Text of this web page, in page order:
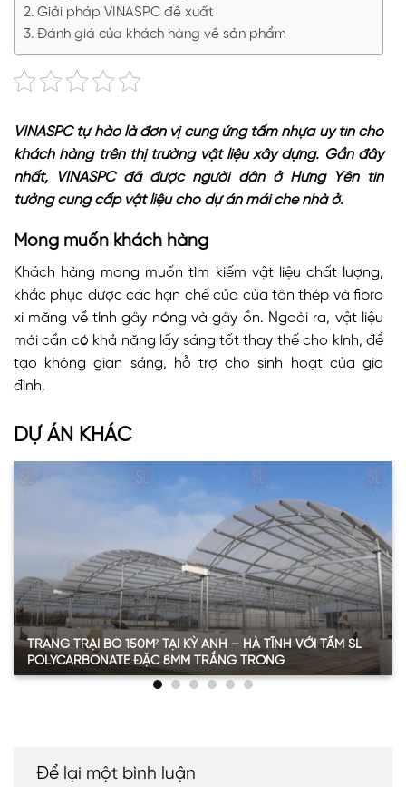
Giải pháp VINASPC đề xuất
Đánh giá của khách hàng về sản phẩm
VINASPC tự hào là đơn vị cung ứng tấm nhựa uy tín cho
khách hàng trên thị trường vật liệu xây dựng. Gần đây
nhất, VINASPC đã được người dân ở Hưng Yên tin
tưởng cung cấp vật liệu cho dự án mái che nhà ở.
Mong muốn khách hàng
Khách hàng mong muốn tìm kiếm vật liệu chất lượng,
khắc phục được các hạn chế của của tôn thép và fibro
xi măng về tính gây nóng và gây ồn. Ngoài ra, vật liệu
mới cần có khả năng lấy sáng tốt thay thế cho kính, để
tạo không gian sáng, hỗ trợ cho sinh hoạt của gia
đình.
Hơn nữa khách hàng còn mong muốn mua hàng ở đơn
vị uy tín trên thị trường, có bảo hành rõ ràng cho để sử
dụng lâu dài.
Giải pháp VINASPC đề xuất
Hiểu được mong muốn của khách hàng, VINASPC đưa
ra đề xuất về việc sử dụng tấm nhựa dạng đặc màu
nâu trà dày 6mm cho quy mô 20m2.
DỰ ÁN KHÁC
TRANG TRẠI BÒ 150M² TẠI KỲ ANH – HÀ TĨNH VỚI TẤM SL
POLYCARBONATE ĐẶC 8MM TRẮNG TRONG
Thông tin chi tiết dự án trang trại bò 150m2 tại Kỳ
Độ dày 8mm (8 ly)
Để lại một bình luận